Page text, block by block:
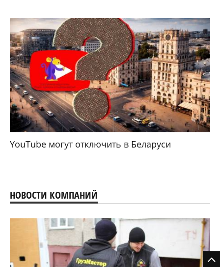
YouTube могут отключить в Беларуси
НОВОСТИ КОМПАНИЙ